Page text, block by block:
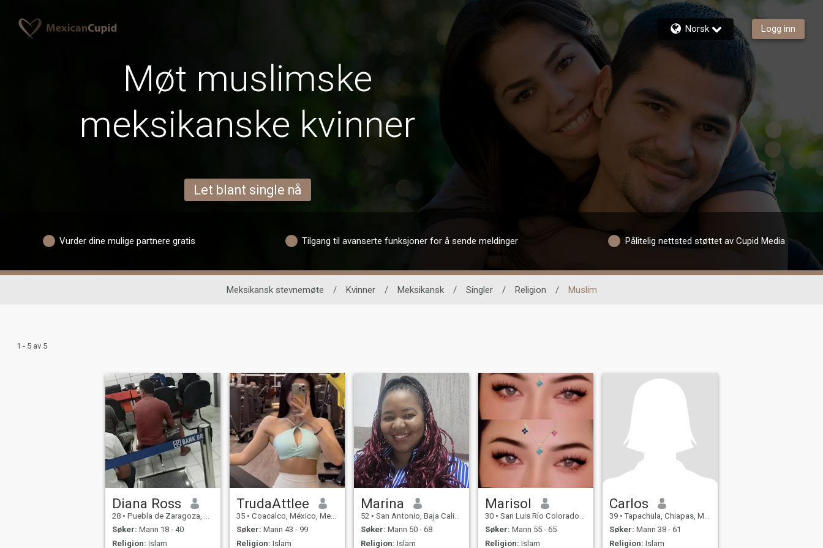
Norsk Logg inn
Møt muslimske
meksikanske kvinner
Let blant single nå
Vurder dine mulige partnere gratis Tilgang til avanserte funksjoner for å sende meldinger Pålitelig nettsted støttet av Cupid Media
Meksikansk stevnemøte / Kvinner / Meksikansk / Singler / Religion / Muslim
1 - 5 av 5
Diana Ross
28 • Puebla de Zaragoza, Puebla, Mexico
Søker: Mann 18 - 40
Religion: Islam
TrudaAttlee
35 • Coacalco, México, Mexico
Søker: Mann 43 - 99
Religion: Islam
Marina
52 • San Antonio, Baja California, Mexico
Søker: Mann 50 - 68
Religion: Islam
Marisol
30 • San Luis Río Colorado, Sonora, Mexico
Søker: Mann 55 - 65
Religion: Islam
Carlos
39 • Tapachula, Chiapas, Mexico
Søker: Mann 38 - 61
Religion: Islam